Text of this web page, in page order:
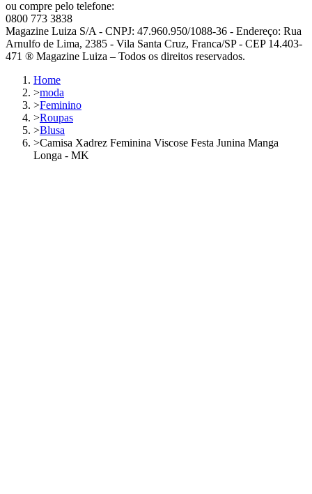
ou compre pelo telefone:
0800 773 3838
Magazine Luiza S/A - CNPJ: 47.960.950/1088-36 - Endereço: Rua
Arnulfo de Lima, 2385 - Vila Santa Cruz, Franca/SP - CEP 14.403-
471 ® Magazine Luiza – Todos os direitos reservados.
Home
>moda
>Feminino
>Roupas
>Blusa
>Camisa Xadrez Feminina Viscose Festa Junina Manga
Longa - MK